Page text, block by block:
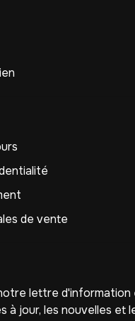
de vente
lettre
à jour, les nouvelles et